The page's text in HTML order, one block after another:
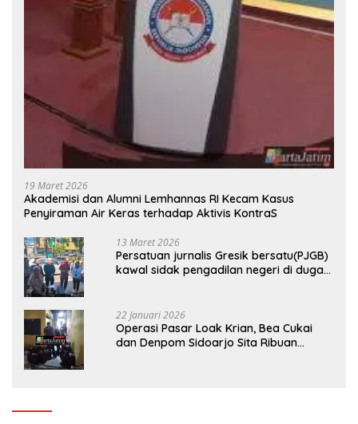
19 Maret 2026
Akademisi dan Alumni Lemhannas RI Kecam Kasus
Penyiraman Air Keras terhadap Aktivis KontraS
13 Maret 2026
Persatuan jurnalis Gresik bersatu(PJGB)
kawal sidak pengadilan negeri di duga
22 Januari 2026
Operasi Pasar Loak Krian, Bea Cukai
dan Denpom Sidoarjo Sita Ribuan